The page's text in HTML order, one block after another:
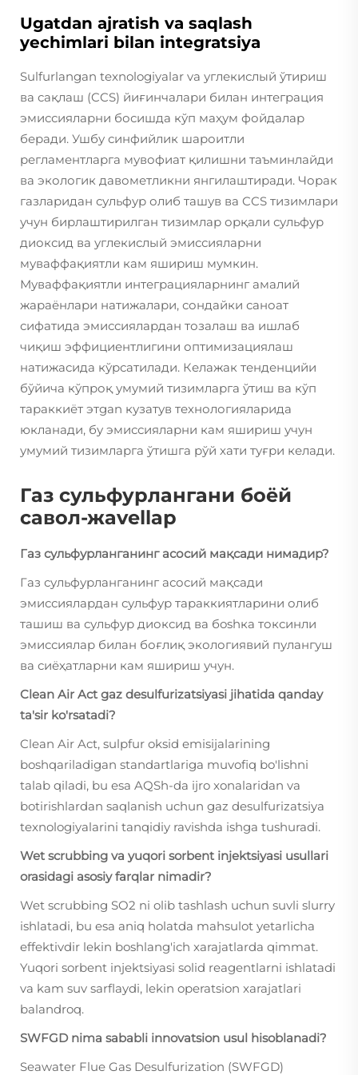
Ugatdan ajratish va saqlash
yechimlari bilan integratsiya
Sulfurlangan texnologiyalar va углекислый ўтириш
ва сақлаш (CCS) йиғинчалари билан интеграция
эмиссияларни босишда кўп маҳум фойдалар
беради. Ушбу синфийлик шароитли
регламентларга мувофиат қилишни таъминлайди
ва экологик давометликни янгилаштиради. Чорак
газларидан сульфур олиб ташув ва CCS тизимлари
учун бирлаштирилган тизимлар орқали сульфур
диоксид ва углекислый эмиссияларни
муваффақиятли кам яшириш мумкин.
Муваффақиятли интеграцияларнинг амалий
жараёнлари натижалари, сондайки саноат
сифатида эмиссиялардан тозалаш ва ишлаб
чиқиш эффициентлигини оптимизациялаш
натижасида кўрсатилади. Келажак тенденцийи
бўйича кўпроқ умумий тизимларга ўтиш ва кўп
тараккиёт этgan кузатув технологияларида
юкланади, бу эмиссияларни кам яшириш учун
умумий тизимларга ўтишга рўй хати туғри келади.
Газ сульфурлангани боёй
савол-жаvellар
Газ сульфурланганинг асосий мақсади нимадир?
Газ сульфурланганинг асосий мақсади
эмиссиялардан сульфур тараккиятларини олиб
ташиш ва сульфур диоксид ва бoshка токсинли
эмиссиялар билан боғлиқ экологиявий пулангуш
ва сиёҳатларни кам яшириш учун.
Clean Air Act gaz desulfurizatsiyasi jihatida qanday
ta'sir ko'rsatadi?
Clean Air Act, sulpfur oksid emisijalarining
boshqariladigan standartlariga muvofiq bo'lishni
talab qiladi, bu esa AQSh-da ijro xonalaridan va
botirishlardan saqlanish uchun gaz desulfurizatsiya
texnologiyalarini tanqidiy ravishda ishga tushuradi.
Wet scrubbing va yuqori sorbent injektsiyasi usullari
orasidagi asosiy farqlar nimadir?
Wet scrubbing SO2 ni olib tashlash uchun suvli slurry
ishlatadi, bu esa aniq holatda mahsulot yetarlicha
effektivdir lekin boshlang'ich xarajatlarda qimmat.
Yuqori sorbent injektsiyasi solid reagentlarni ishlatadi
va kam suv sarflaydi, lekin operatsion xarajatlari
balandroq.
SWFGD nima sababli innovatsion usul hisoblanadi?
Seawater Flue Gas Desulfurization (SWFGD)